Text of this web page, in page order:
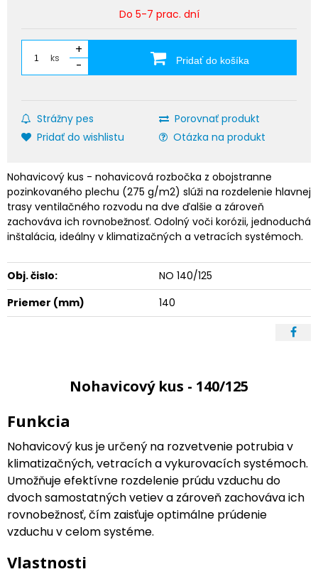
Do 5-7 prac. dní
ks
+
-
Pridať do košíka
Strážny pes
Porovnať produkt
Pridať do wishlistu
Otázka na produkt
Nohavicový kus - nohavicová rozbočka z obojstranne
pozinkovaného plechu (275 g/m2) slúži na rozdelenie hlavnej
trasy ventilačného rozvodu na dve ďalšie a zároveň
zachováva ich rovnobežnosť. Odolný voči korózii, jednoduchá
inštalácia, ideálny v klimatizačných a vetracích systémoch.
Obj. čislo:
NO 140/125
Priemer (mm)
140
Nohavicový kus - 140/125
Funkcia
Nohavicový kus je určený na rozvetvenie potrubia v
klimatizačných, vetracích a vykurovacích systémoch.
Umožňuje efektívne rozdelenie prúdu vzduchu do
dvoch samostatných vetiev a zároveň zachováva ich
rovnobežnosť, čím zaisťuje optimálne prúdenie
vzduchu v celom systéme.
Vlastnosti